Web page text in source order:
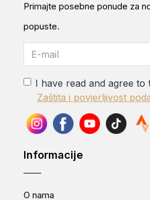
Primajte posebne ponude za
popuste.
I have read and agree to
Zaštita i povjerljivost
Informacije
O nama